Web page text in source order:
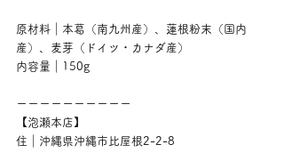
原材料｜本葛（南九州産）、蓮根粉末（国内
産）、麦芽（ドイツ・カナダ産）
内容量｜150g
ーーーーーーーーーー
【泡瀬本店】
住｜沖縄県沖縄市比屋根2-2-8